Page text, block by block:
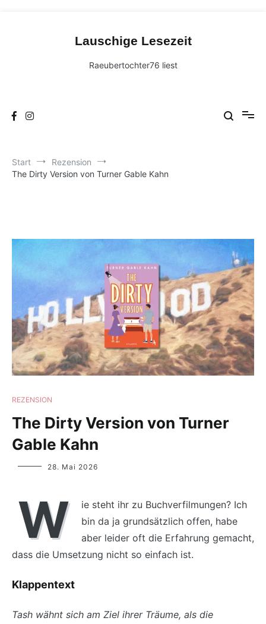
Lauschige Lesezeit
Raeubertochter76 liest
Start
Rezension
The Dirty Version von Turner Gable Kahn
REZENSION
The Dirty Version von Turner
Gable Kahn
Yvonne
28. Mai 2026
W
ie steht ihr zu Buchverfilmungen? Ich
bin da ja grundsätzlich offen, habe
aber leider oft die Erfahrung gemacht,
dass die Umsetzung nicht so einfach ist.
Klappentext
Tash wähnt sich am Ziel ihrer Träume, als die